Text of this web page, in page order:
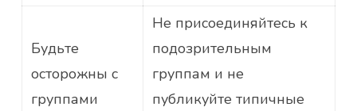
Будьте
осторожны с
группами
Не присоединяйтесь к
подозрительным
группам и не
публикуйте типичные